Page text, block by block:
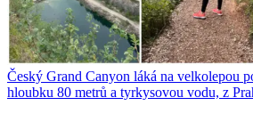
Český Grand Canyon láká na velkolepou
hloubku 80 metrů a tyrkysovou vodu, z